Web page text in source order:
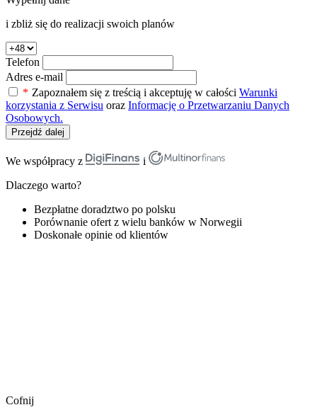
i zbliż się do realizacji swoich planów
Telefon
Adres e-mail
* Zapoznałem się z treścią i akceptuję w całości Warunki
korzystania z Serwisu oraz Informację o Przetwarzaniu Danych
Osobowych.
Przejdź dalej
We współpracy z
i
Dlaczego warto?
Bezpłatne doradztwo po polsku
Porównanie ofert z wielu banków w Norwegii
Doskonałe opinie od klientów
Cofnij